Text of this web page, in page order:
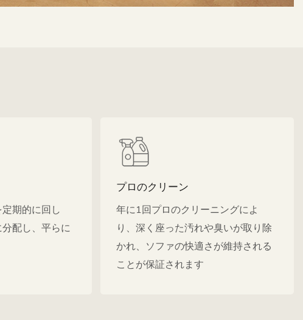
期的に回し
配し、平らに
プロのクリーン
年に1回プロのクリーニングによ
り、深く座った汚れや臭いが取り除
かれ、ソファの快適さが維持される
ことが保証されます